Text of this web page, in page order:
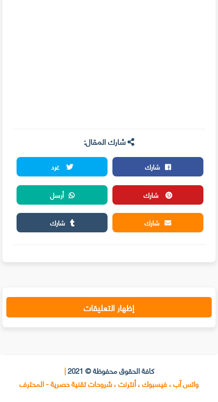
شارك المقال:
شارك
غرد
شارك
أرسل
شارك
شارك
إظهار التعليقات
كافة الحقوق محفوظة © 2021 |
واتس آب ، فيسبوك ، أنترنت ، شروحات تقنية حصرية - المحترف